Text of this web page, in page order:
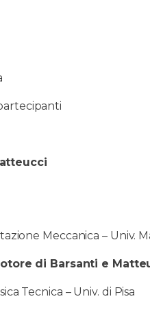
Meccanica – Univ.
di Barsanti e
Tecnica – Univ. di Pisa